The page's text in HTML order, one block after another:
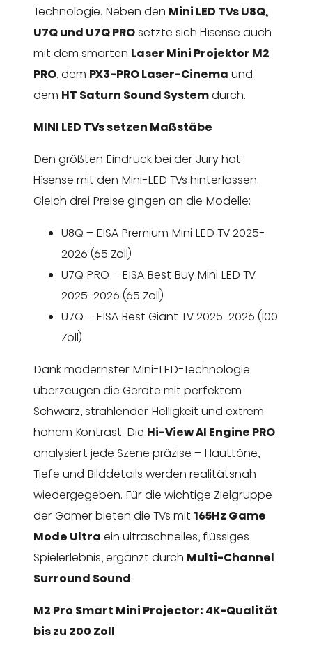
Technologie. Neben den Mini LED TVs U8Q,
U7Q und U7Q PROsetzte sich Hisense auch
mit dem smarten Laser Mini Projektor M2
PRO, dem PX3-PRO Laser-Cinema und
dem HT Saturn Sound Systemdurch.
MINI LED TVs setzen Maßstäbe
Den größten Eindruck bei der Jury hat
Hisense mit den Mini-LED TVs hinterlassen.
Gleich drei Preise gingen an die Modelle:
U8Q – EISA Premium Mini LED TV 2025-
2026 (65 Zoll)
U7Q PRO – EISA Best Buy Mini LED TV
2025-2026 (65 Zoll)
U7Q – EISA Best Giant TV 2025-2026 (100
Zoll)
Dank modernster Mini-LED-Technologie
überzeugen die Geräte mit perfektem
Schwarz, strahlender Helligkeit und extrem
hohem Kontrast. Die Hi-View AI Engine PRO
analysiert jede Szene präzise – Hauttöne,
Tiefe und Bilddetails werden realitätsnah
wiedergegeben. Für die wichtige Zielgruppe
der Gamer bieten die TVs mit 165Hz Game
Mode Ultra ein ultraschnelles, flüssiges
Spielerlebnis, ergänzt durch Multi-Channel
Surround Sound.
M2 Pro Smart Mini Projector: 4K-Qualität
bis zu 200 Zoll